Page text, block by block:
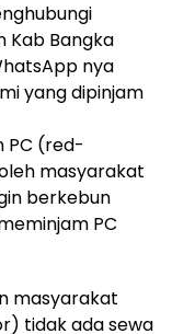
Kab Bangka
nya
yang dipinjam
PC (red-
masyarakat
berkebun
PC
masyarakat
tidak ada sewa